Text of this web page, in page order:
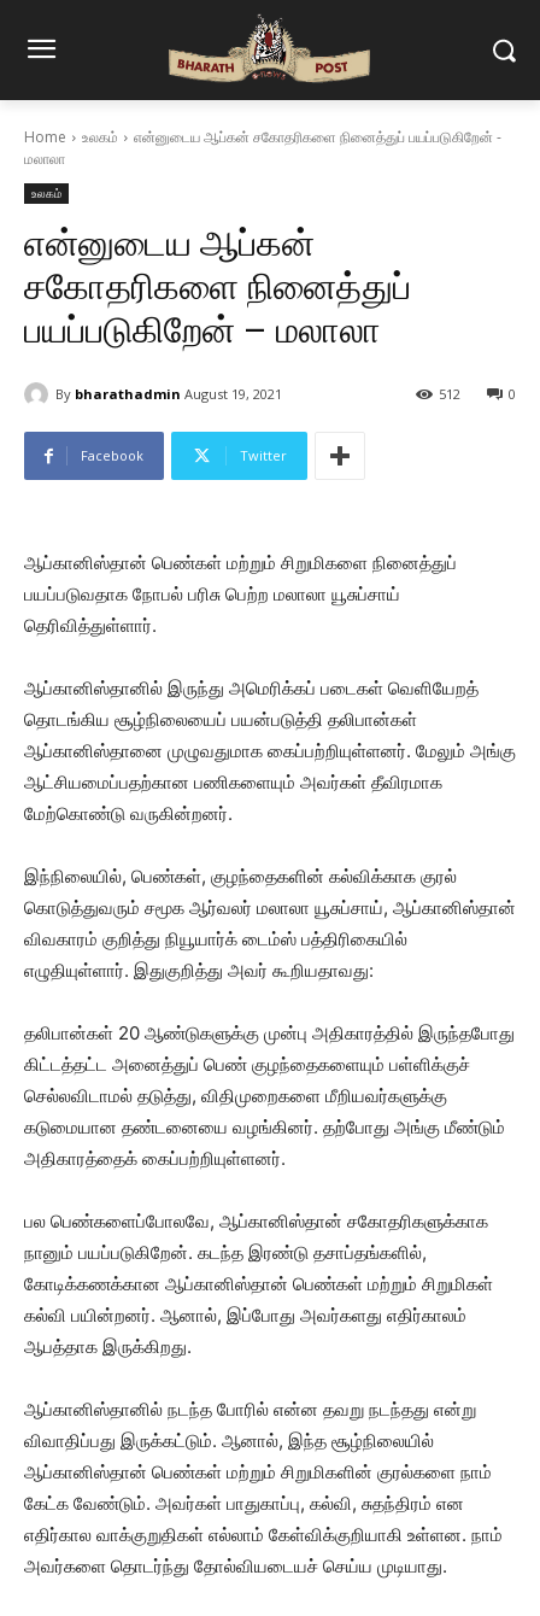
Home உலகம்
என்னுடைய ஆப்கன் சகோதரிகளை நினைத்துப் பயப்படுகிறேன் -
மலாலா
உலகம்
என்னுடைய ஆப்கன்
சகோதரிகளை நினைத்துப்
பயப்படுகிறேன் – மலாலா
By bharathadmin August 19, 2021 0
512
Facebook Twitter
ஆப்கானிஸ்தான் பெண்கள் மற்றும் சிறுமிகளை நினைத்துப்
பயப்படுவதாக நோபல் பரிசு பெற்ற மலாலா யூசுப்சாய்
தெரிவித்துள்ளார்.
ஆப்கானிஸ்தானில் இருந்து அமெரிக்கப் படைகள் வெளியேறத்
தொடங்கிய சூழ்நிலையைப் பயன்படுத்தி தலிபான்கள்
ஆப்கானிஸ்தானை முழுவதுமாக கைப்பற்றியுள்ளனர். மேலும் அங்கு
ஆட்சியமைப்பதற்கான பணிகளையும் அவர்கள் தீவிரமாக
மேற்கொண்டு வருகின்றனர்.
இந்நிலையில், பெண்கள், குழந்தைகளின் கல்விக்காக குரல்
கொடுத்துவரும் சமூக ஆர்வலர் மலாலா யூசுப்சாய், ஆப்கானிஸ்தான்
விவகாரம் குறித்து நியூயார்க் டைம்ஸ் பத்திரிகையில்
எழுதியுள்ளார். இதுகுறித்து அவர் கூறியதாவது:
தலிபான்கள் 20 ஆண்டுகளுக்கு முன்பு அதிகாரத்தில் இருந்தபோது
கிட்டத்தட்ட அனைத்துப் பெண் குழந்தைகளையும் பள்ளிக்குச்
செல்லவிடாமல் தடுத்து, விதிமுறைகளை மீறியவர்களுக்கு
கடுமையான தண்டனையை வழங்கினர். தற்போது அங்கு மீண்டும்
அதிகாரத்தைக் கைப்பற்றியுள்ளனர்.
பல பெண்களைப்போலவே, ஆப்கானிஸ்தான் சகோதரிகளுக்காக
நானும் பயப்படுகிறேன். கடந்த இரண்டு தசாப்தங்களில்,
கோடிக்கணக்கான ஆப்கானிஸ்தான் பெண்கள் மற்றும் சிறுமிகள்
கல்வி பயின்றனர். ஆனால், இப்போது அவர்களது எதிர்காலம்
ஆபத்தாக இருக்கிறது.
ஆப்கானிஸ்தானில் நடந்த போரில் என்ன தவறு நடந்தது என்று
விவாதிப்பது இருக்கட்டும். ஆனால், இந்த சூழ்நிலையில்
ஆப்கானிஸ்தான் பெண்கள் மற்றும் சிறுமிகளின் குரல்களை நாம்
கேட்க வேண்டும். அவர்கள் பாதுகாப்பு, கல்வி, சுதந்திரம் என
எதிர்கால வாக்குறுதிகள் எல்லாம் கேள்விக்குறியாகி உள்ளன. நாம்
அவர்களை தொடர்ந்து தோல்வியடையச் செய்ய முடியாது.